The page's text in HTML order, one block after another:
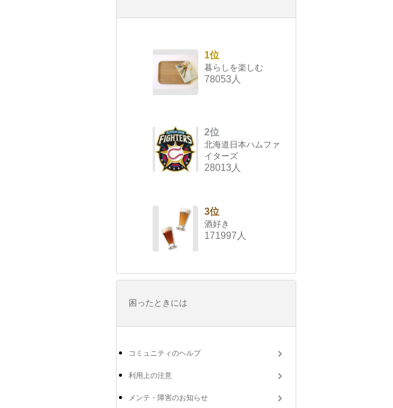
1位
暮らしを楽しむ
78053人
2位
北海道日本ハムファ
イターズ
28013人
3位
酒好き
171997人
困ったときには
コミュニティのヘルプ
利用上の注意
メンテ・障害のお知らせ